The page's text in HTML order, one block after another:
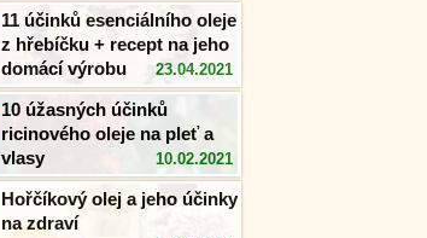
11 účinků esenciálního oleje
z hřebíčku + recept na jeho
domácí výrobu
23.04.2021
10 úžasných účinků
ricinového oleje na pleť a
vlasy
10.02.2021
Hořčíkový olej a jeho účinky
na zdraví